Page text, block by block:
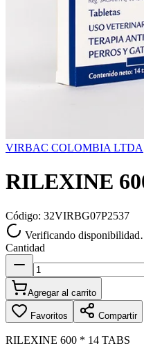
VIRBAC COLOMBIA LTDA
RILEXINE
Código: 32VIRBG07P2537
Verificando
Cantidad
Agregar al carrito
Favoritos Compartir
RILEXINE 600 * 14 TABS